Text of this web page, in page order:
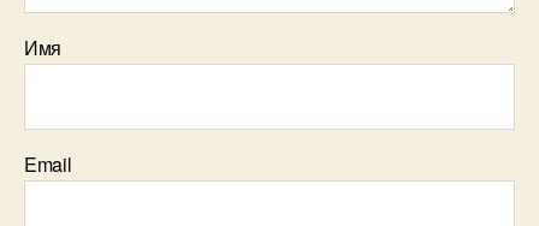
Имя
Email